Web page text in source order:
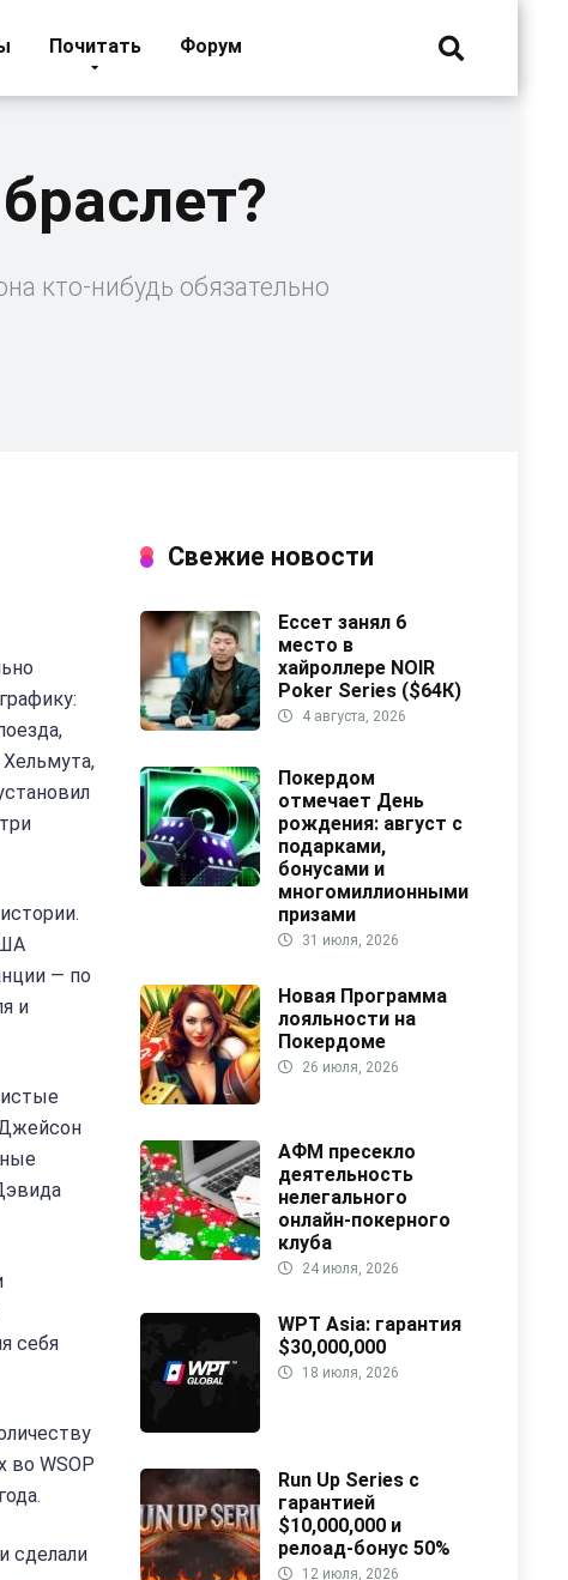
Почитать Форум
кто-нибудь обязательно
— по
и
себя
во WSOP
сделали
Свежие новости
Ессет занял 6
место в
хайроллере NOIR
Poker Series ($64К)
4 августа, 2026
Покердом
отмечает День
рождения: август с
подарками,
бонусами и
многомиллионными
призами
31 июля, 2026
Новая Программа
лояльности на
Покердоме
26 июля, 2026
АФМ пресекло
деятельность
нелегального
онлайн-покерного
клуба
24 июля, 2026
WPT Asia: гарантия
$30,000,000
18 июля, 2026
Run Up Series с
гарантией
$10,000,000 и
релоад-бонус 50%
12 июля, 2026